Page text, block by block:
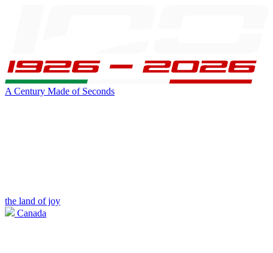
A Century Made of Seconds
the land of joy
Canada